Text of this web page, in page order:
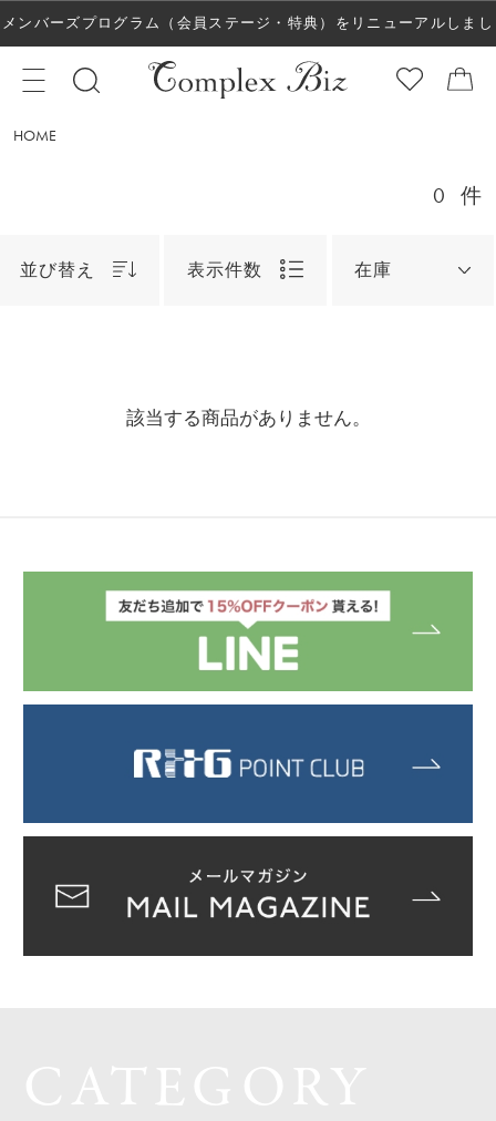
メンバーズプログラム（会員ステージ・特典）をリニューアルしまし
た！
HOME
0 件
並び替え 表示件数 在庫
該当する商品がありません。